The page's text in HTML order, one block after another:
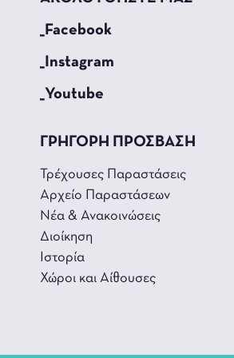
_Facebook
_Instagram
_Youtube
ΓΡΗΓΟΡΗ ΠΡΟΣΒΑΣΗ
Τρέχουσες Παραστάσεις
Αρχείο Παραστάσεων
Νέα & Ανακοινώσεις
Διοίκηση
Ιστορία
Χώροι και Αίθουσες